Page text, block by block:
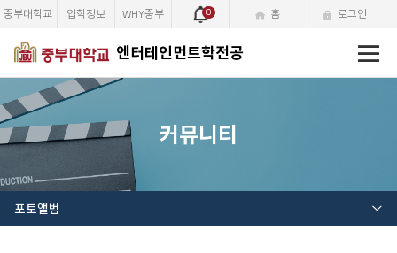
엔터테인먼트학전공
메
중부대학교 입학정보 WHY중부 0 홈 로그인
커뮤니티
포토앨범